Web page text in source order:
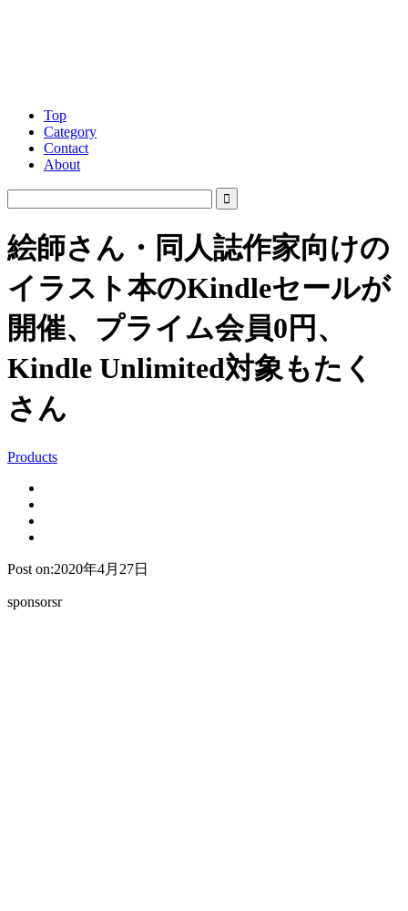
Top
Category
Contact
About
絵師さん・同人誌作家向けの
イラスト本のKindleセールが
開催、プライム会員0円、
Kindle Unlimited対象もたく
さん
Products
Post on:2020年4月27日
sponsorsr